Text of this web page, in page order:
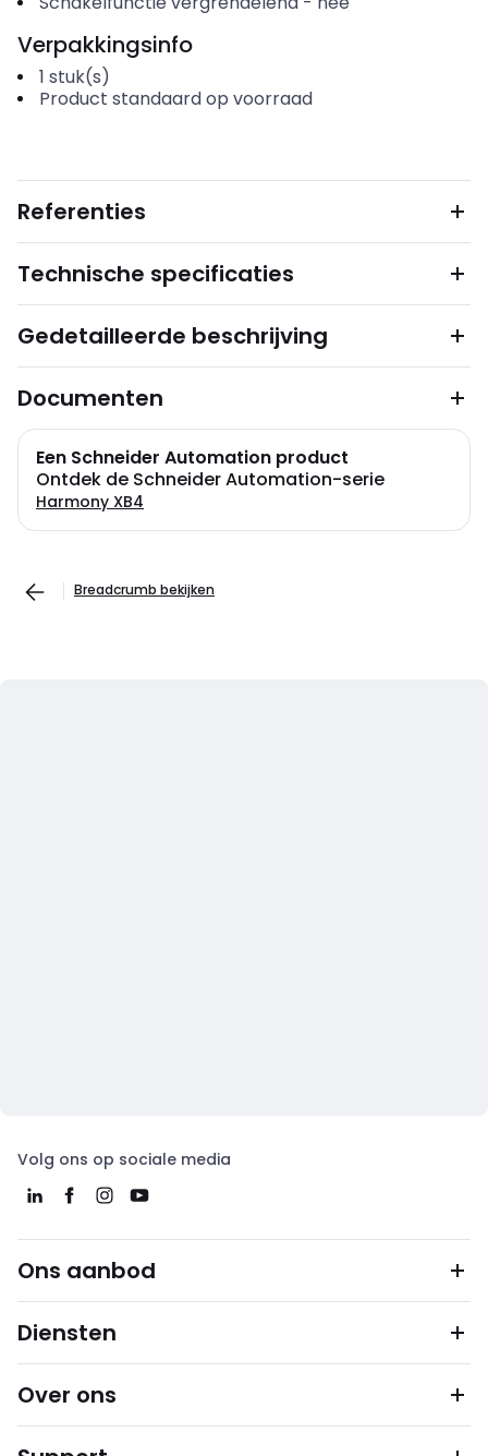
Verpakkingsinfo
1 stuk(s)
Product standaard op voorraad
Referenties
Technische specificaties
Gedetailleerde beschrijving
Documenten
Een Schneider Automation product
Ontdek de Schneider Automation-serie
Harmony XB4
Breadcrumb bekijken
Volg ons op sociale media
Ons aanbod
Diensten
Over ons